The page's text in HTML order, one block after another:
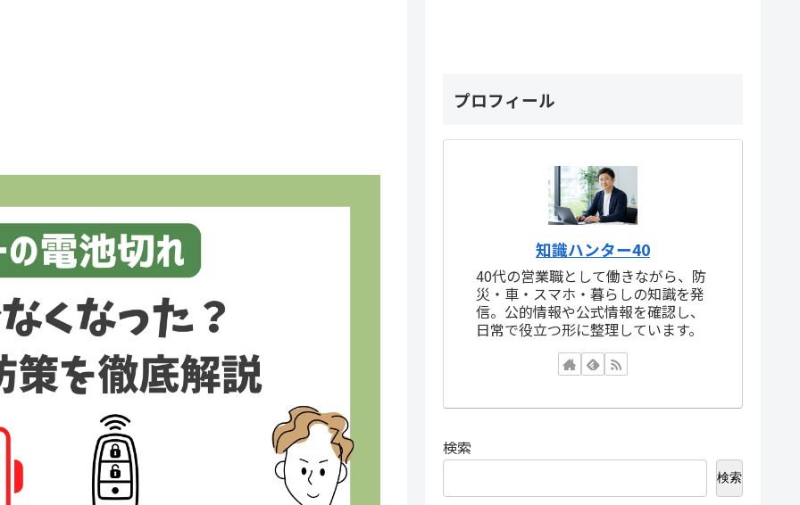
プロフィール
知識ハンター40
40代の営業職として働きながら、防
災・車・スマホ・暮らしの知識を発
信。公的情報や公式情報を確認し、
日常で役立つ形に整理しています。
検索
検索